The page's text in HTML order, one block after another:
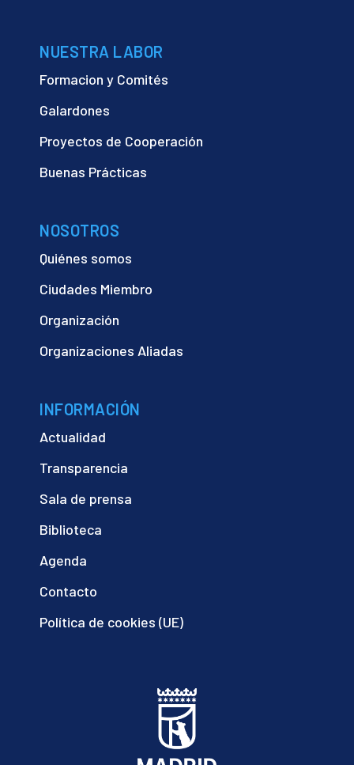
NUESTRA LABOR
Formacion y Comités
Galardones
Proyectos de Cooperación
Buenas Prácticas
NOSOTROS
Quiénes somos
Ciudades Miembro
Organización
Organizaciones Aliadas
INFORMACIÓN
Actualidad
Transparencia
Sala de prensa
Biblioteca
Agenda
Contacto
Política de cookies (UE)